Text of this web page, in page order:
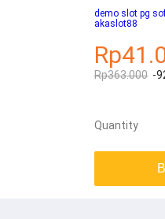
demo slot pg
akaslot88
Rp363.000 -
Quantity